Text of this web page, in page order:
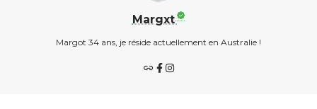
Margxt
Margot 34 ans, je réside actuellement en Australie !